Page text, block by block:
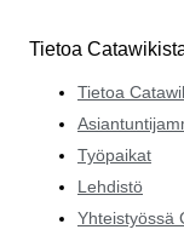
Tietoa
Tietoa
Työpaikat
Lehdistö
Yhteistyössä